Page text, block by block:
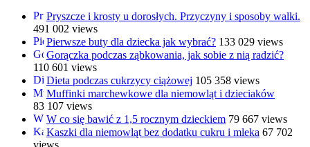
Pryszcze i krosty u dorosłych. Przyczyny i sposoby walki.
491 002 views
Pierwsze buty dla dziecka jak wybrać? 133 029 views
Gorączka podczas ząbkowania, jak sobie z nią radzić?
110 601 views
Dieta podczas cukrzycy ciążowej 105 358 views
Muffinki marchewkowe dla niemowląt i dzieciaków
83 107 views
W co się bawić z 1,5 rocznym dzieckiem 79 667 views
Kaszki dla niemowląt bez dodatku cukru i mleka 67 702